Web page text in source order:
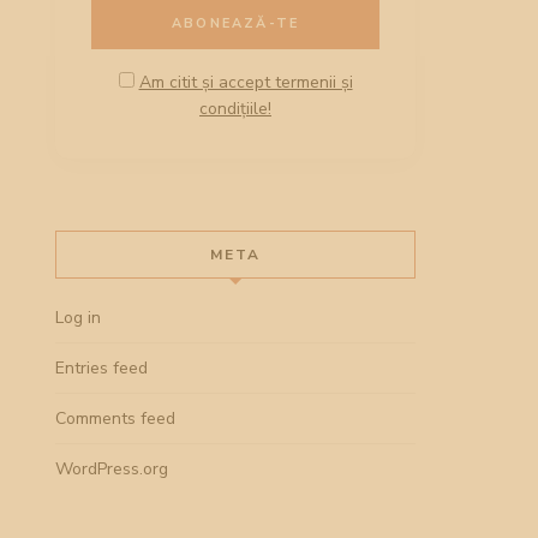
Am citit și accept termenii și
condițiile!
META
Log in
Entries feed
Comments feed
WordPress.org